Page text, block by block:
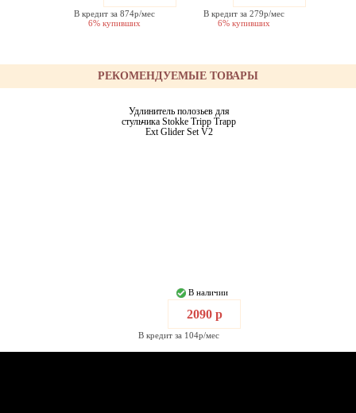
В кредит за 874р/мес
6% купивших
В кредит за 279р/мес
6% купивших
РЕКОМЕНДУЕМЫЕ ТОВАРЫ
Удлинитель полозьев для
стульчика Stokke Tripp Trapp
Ext Glider Set V2
В наличии
2090 р
В кредит за 104р/мес